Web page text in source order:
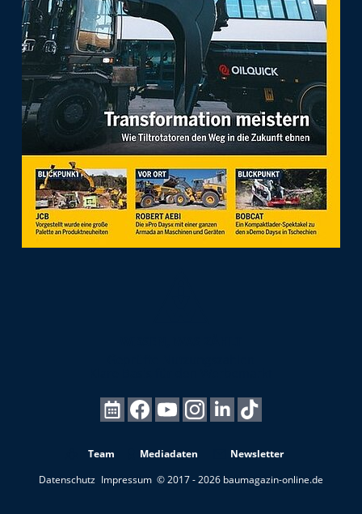
Team Mediadaten
Newsletter
Datenschutz Impressum © 2017 - 2026 baumagazin-online.de